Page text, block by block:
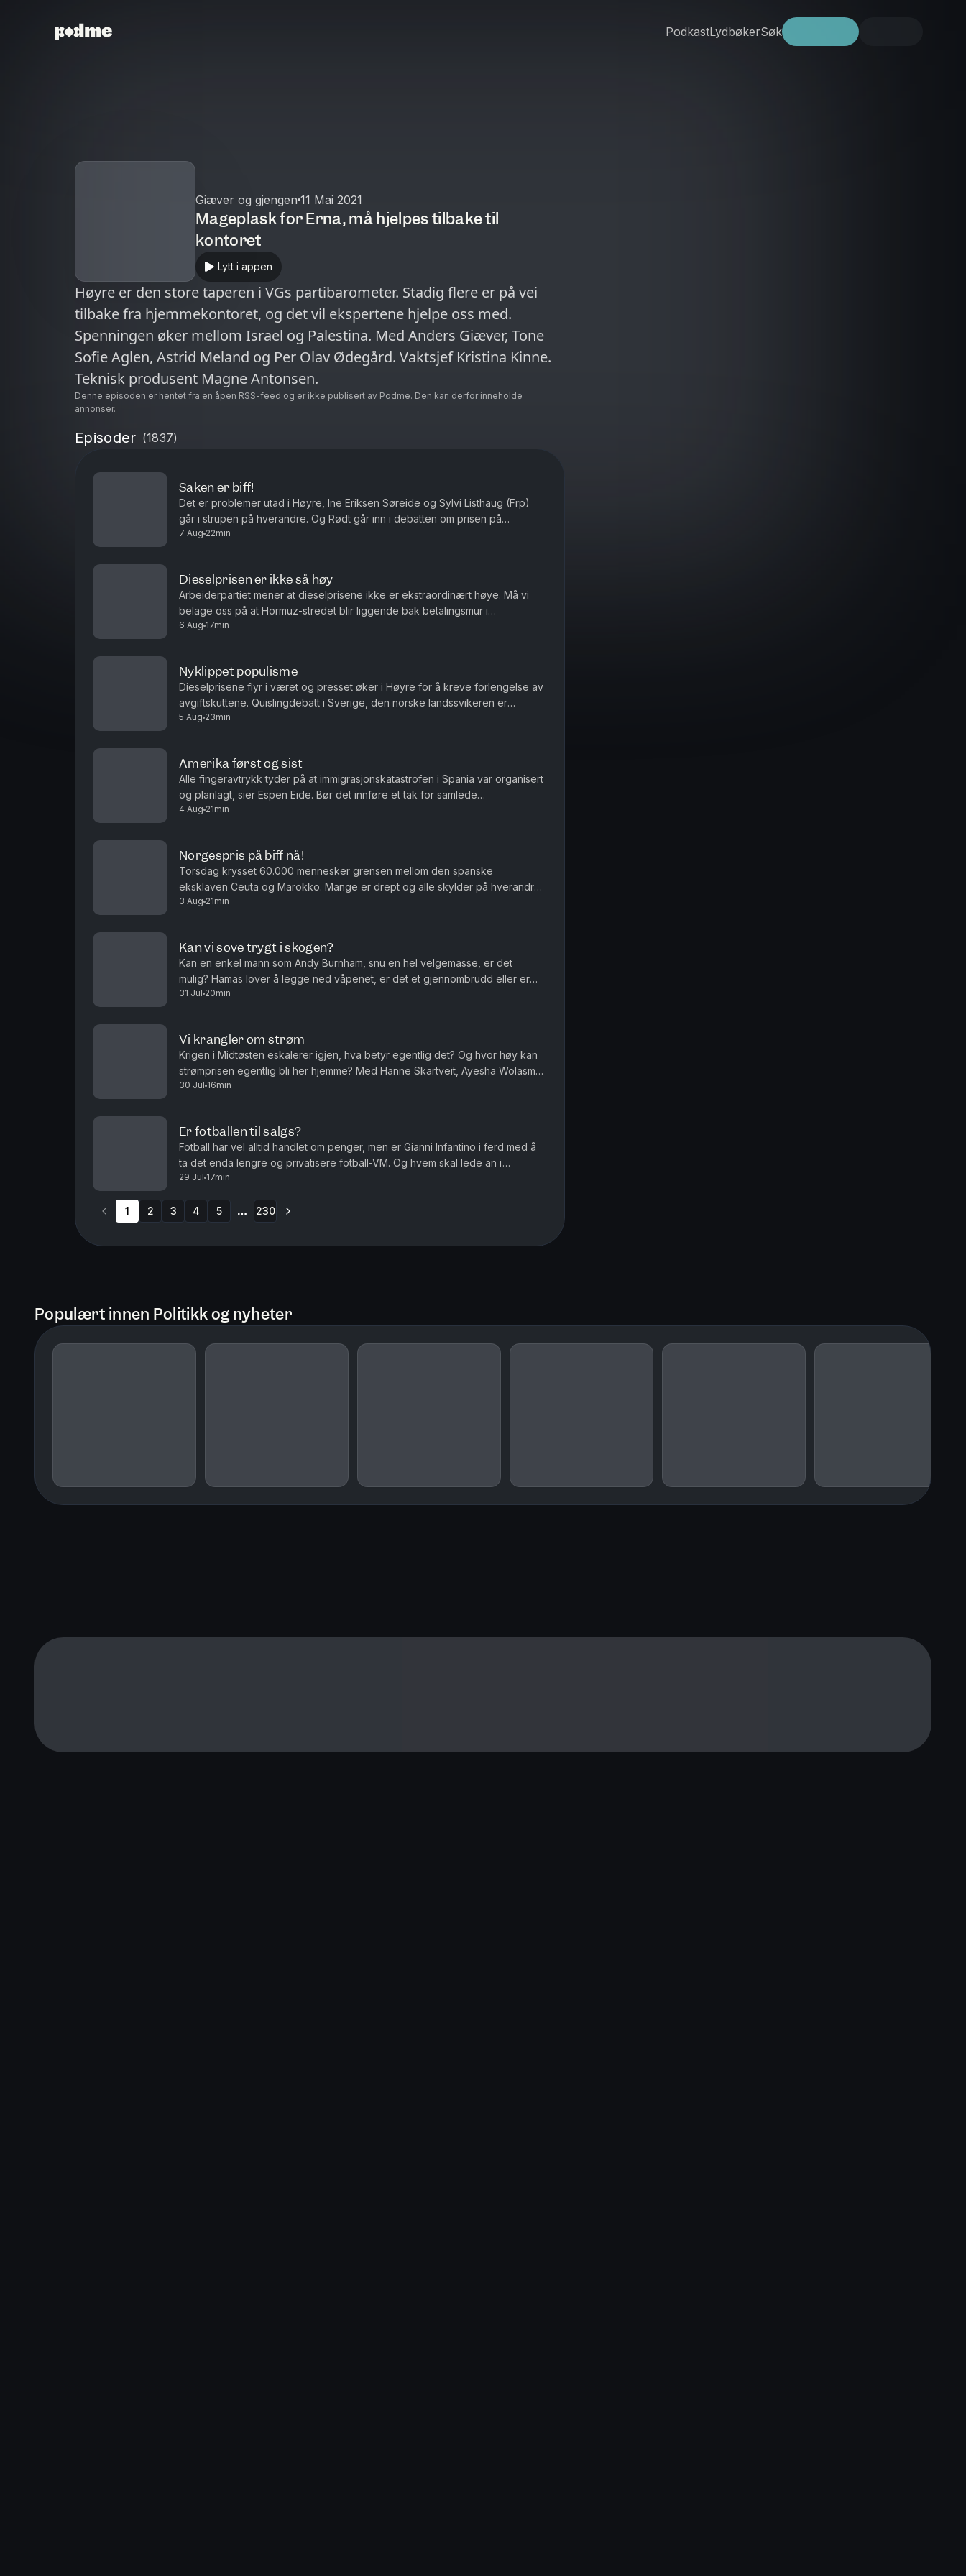
PodkastLydbøkerSøk
Giæver og gjengen 11 Mai 2021
Mageplask for Erna, må hjelpes tilbake til
kontoret
Lytt i appen
Høyre er den store taperen i VGs partibarometer. Stadig flere er på vei
tilbake fra hjemmekontoret, og det vil ekspertene hjelpe oss med.
Spenningen øker mellom Israel og Palestina. Med Anders Giæver, Tone
Sofie Aglen, Astrid Meland og Per Olav Ødegård. Vaktsjef Kristina Kinne.
Teknisk produsent Magne Antonsen.
Denne episoden er hentet fra en åpen RSS-feed og er ikke publisert av Podme. Den kan derfor inneholde
annonser.
Episoder (1837)
Saken er biff!
Det er problemer utad i Høyre, Ine Eriksen Søreide og Sylvi Listhaug (Frp)
går i strupen på hverandre. Og Rødt går inn i debatten om prisen på
indrefilet, slik er det i verdens rikeste land. Med Ander...
7 Aug 22min
Dieselprisen er ikke så høy
Arbeiderpartiet mener at dieselprisene ikke er ekstraordinært høye. Må vi
belage oss på at Hormuz-stredet blir liggende bak betalingsmur i
uoverskuelig fremtid? Antall sivile Ukrainere som blir drept ...
6 Aug 17min
Nyklippet populisme
Dieselprisene flyr i været og presset øker i Høyre for å kreve forlengelse av
avgiftskuttene. Quislingdebatt i Sverige, den norske landssvikeren er
aktualisert i landet som holdt seg nøytral under and...
5 Aug 23min
Amerika først og sist
Alle fingeravtrykk tyder på at immigrasjonskatastrofen i Spania var organisert
og planlagt, sier Espen Eide. Bør det innføre et tak for samlede
velferdsytelser er debatten etter et regnestykke til NAV...
4 Aug 21min
Norgespris på biff nå!
Torsdag krysset 60.000 mennesker grensen mellom den spanske
eksklaven Ceuta og Marokko. Mange er drept og alle skylder på hverandre
i sakens anledning, og må det innføres norgespris på biff i dette la...
3 Aug 21min
Kan vi sove trygt i skogen?
Kan en enkel mann som Andy Burnham, snu en hel velgemasse, er det
mulig? Hamas lover å legge ned våpenet, er det et gjennombrudd eller er
det ren ønsketetenkning. Og har menn et spesielt ansvar når de...
31 Jul 20min
Vi krangler om strøm
Krigen i Midtøsten eskalerer igjen, hva betyr egentlig det? Og hvor høy kan
strømprisen egentlig bli her hjemme? Med Hanne Skartveit, Ayesha Wolasmal
og Roar Valderhaug. Produsent Sara Gustavsen. Ansv...
30 Jul 16min
Er fotballen til salgs?
Fotball har vel alltid handlet om penger, men er Gianni Infantino i ferd med å
ta det enda lengre og privatisere fotball-VM. Og hvem skal lede an i
debatten om fordommer mot homofile i muslimske miljø...
29 Jul 17min
1 2 3 4 5 230
Populært innen Politikk og nyheter